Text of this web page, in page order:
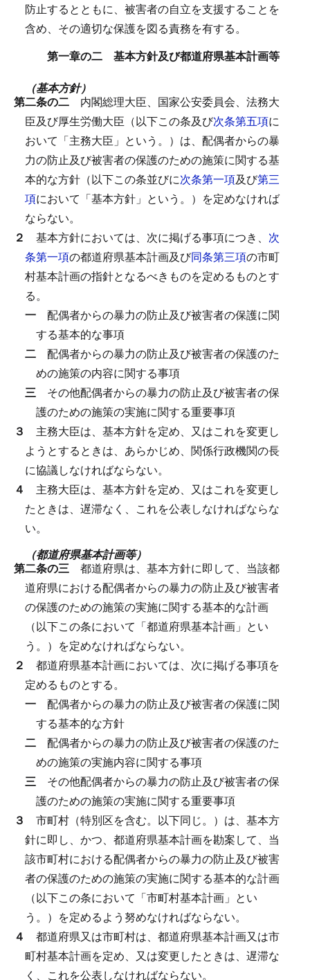
防止するとともに、被害者の自立を支援することを
含め、その適切な保護を図る責務を有する。
第一章の二 基本方針及び都道府県基本計画等
（基本方針）
第二条の二 内閣総理大臣、国家公安委員会、法務大
臣及び厚生労働大臣（以下この条及び次条第五項に
おいて「主務大臣」という。）は、配偶者からの暴
力の防止及び被害者の保護のための施策に関する基
本的な方針（以下この条並びに次条第一項及び第三
項において「基本方針」という。）を定めなければ
ならない。
２ 基本方針においては、次に掲げる事項につき、 次
条第一項の都道府県基本計画及び同条第三項の市町
村基本計画の指針となるべきものを定めるものとす
る。
一 配偶者からの暴力の防止及び被害者の保護に関
する基本的な事項
二 配偶者からの暴力の防止及び被害者の保護のた
めの施策の内容に関する事項
三 その他配偶者からの暴力の防止及び被害者の保
護のための施策の実施に関する重要事項
３ 主務大臣は、基本方針を定め、又はこれを変更し
ようとするときは、あらかじめ、関係行政機関の長
に協議しなければならない。
４ 主務大臣は、基本方針を定め、又はこれを変更し
たときは、遅滞なく、これを公表しなければならな
い。
（都道府県基本計画等）
第二条の三 都道府県は、基本方針に即して、当該都
道府県における配偶者からの暴力の防止及び被害者
の保護のための施策の実施に関する基本的な計画
（以下この条において「都道府県基本計画」とい
う。）を定めなければならない。
２ 都道府県基本計画においては、次に掲げる事項を
定めるものとする。
一 配偶者からの暴力の防止及び被害者の保護に関
する基本的な方針
二 配偶者からの暴力の防止及び被害者の保護のた
めの施策の実施内容に関する事項
三 その他配偶者からの暴力の防止及び被害者の保
護のための施策の実施に関する重要事項
３ 市町村（特別区を含む。以下同じ。）は、基本方
針に即し、かつ、都道府県基本計画を勘案して、当
該市町村における配偶者からの暴力の防止及び被害
者の保護のための施策の実施に関する基本的な計画
（以下この条において「市町村基本計画」とい
う。）を定めるよう努めなければならない。
４ 都道府県又は市町村は、都道府県基本計画又は市
町村基本計画を定め、又は変更したときは、遅滞な
く、これを公表しなければならない。